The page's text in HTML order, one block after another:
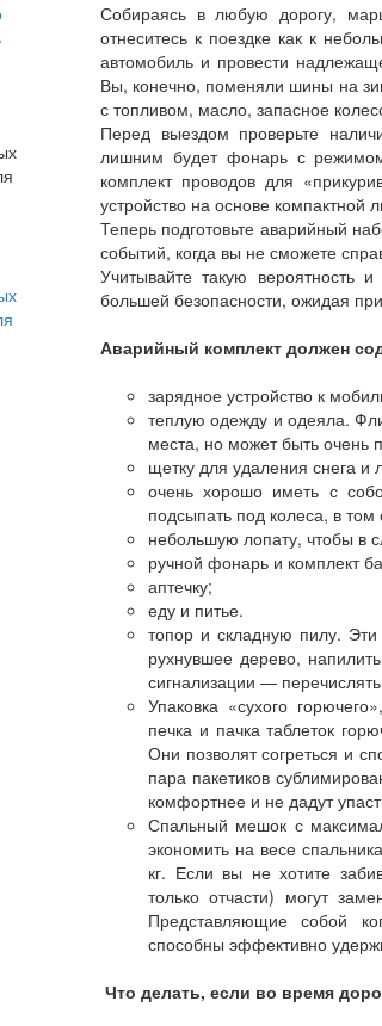
Собираясь в любую дорогу,
отнеситесь к поездке как к
автомобиль и провести
Вы, конечно, поменяли шины на
с топливом, масло, запасное
Перед выездом проверьте
лишним будет фонарь с
комплект проводов для
устройство на основе компактной
Теперь подготовьте аварийный
событий, когда вы не сможете
Учитывайте такую вероятность
большей безопасности, ожидая
Аварийный комплект должен
зарядное устройство к
теплую одежду и одеяла.
места, но может быть очень
щетку для удаления снега и
очень хорошо иметь с
подсыпать под колеса, в том
небольшую лопату, чтобы в
ручной фонарь и комплект
аптечку;
еду и питье.
топор и складную пилу. Эти
рухнувшее дерево,
сигнализации —
Упаковка «сухого
печка и пачка таблеток
Они позволят согреться и
пара пакетиков
комфортнее и не дадут
Спальный мешок с
экономить на весе
кг. Если вы не хотите
только отчасти) могут
Представляющие собой
способны эффективно
Что делать, если во время